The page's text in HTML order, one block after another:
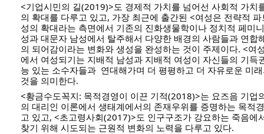
<기업시민의 길(2019)>도 경제적 가치를 넘어선 사회적 가치
의 확대를 다루고 있고, 가장 최근에 출간된 <여성은 전략적
성의 확대라는 측면에서 기존의 진화생물학이나 정치적 페미
성과 대문자 남성에서 탈주해서 다양한 배경의 사람들과 연합
의 되어감이라는 변화와 생성을 완성하는 것이 주제이다. <여
에서 여성되기는 지배적 남성과 지배적 여성이 자신들의 기득
능 있는 소수자들과  연대해가며 더 평평하고 더 자유로운 미
것을 의미한다.
<황금수도꼭지: 목적경영이 이끈 기적(2018)>는 요즈음 기업
의 대리인 이론에서 생태계에서의 존재우위를 증명하는 목적
고 있고, <초고령사회(2017)>도 인구구조가 강요하는 죽음에
찾기 위해 시도되는 근원적 변화의 노력을 다루고 있다.